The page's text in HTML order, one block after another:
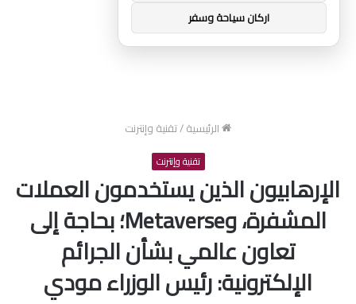
الرئيسية/تقنية وإنترنت
تقنية وإنترنت
الإرهابيون الذين يستخدمون العملات
المشفرة، وMetaverse؛ بحاجة إلى
تعاون عالمي بشأن الجرائم
الإلكترونية: رئيس الوزراء مودي
اركان سياحة وسفر